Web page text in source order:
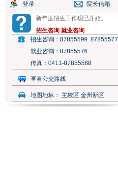
登录 院长信箱
新年度招生工作现已开始。
招生咨询 就业咨询
招生咨询： 87855599 87855577
就业咨询： 87855576
传真： 0411-87855588
查看公交路线
地图地标： 主校区 金州新区